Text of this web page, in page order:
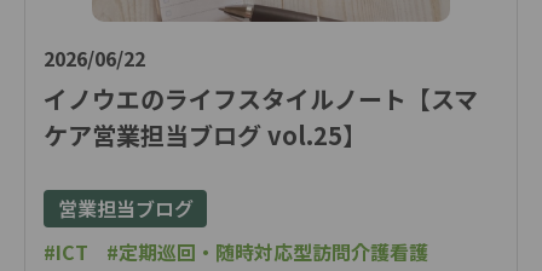
2026/06/22
イノウエのライフスタイルノート【スマ
ケア営業担当ブログ vol.25】
営業担当ブログ
#ICT
#定期巡回・随時対応型訪問介護看護